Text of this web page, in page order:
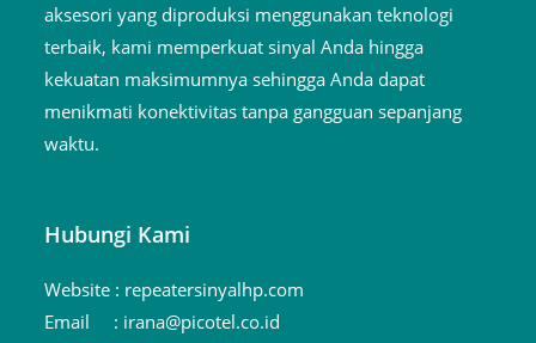
aksesori yang diproduksi menggunakan teknologi
terbaik, kami memperkuat sinyal Anda hingga
kekuatan maksimumnya sehingga Anda dapat
menikmati konektivitas tanpa gangguan sepanjang
waktu.
Hubungi Kami
Website : repeatersinyalhp.com
Email : irana@picotel.co.id